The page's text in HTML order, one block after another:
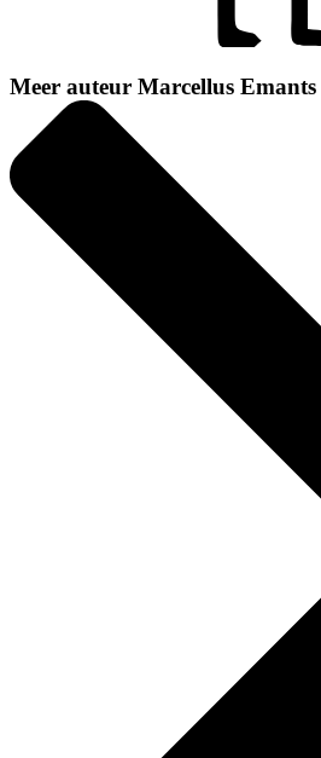
Meer auteur Marcellus Emants